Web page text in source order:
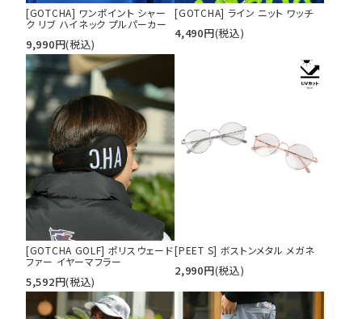
[GOTCHA] ワンポイント シャー
ク リブ ハイネック プルパーカー
9,990円(税込)
[GOTCHA] ライン ニット ワッチ
4,490円(税込)
[GOTCHA GOLF] ポリスウェード
ファー イヤーマフラー
5,592円(税込)
[PEET S] ボストンメタル メガネ
2,990円(税込)